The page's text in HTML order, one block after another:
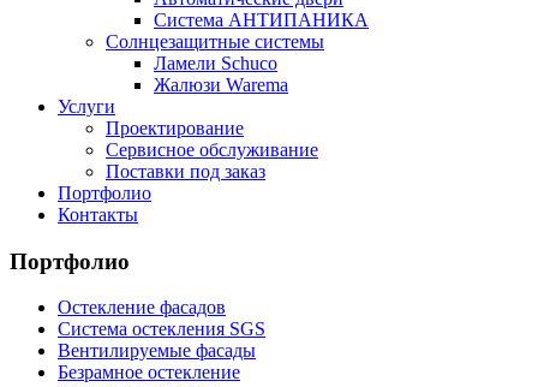
Система АНТИПАНИКА
Солнцезащитные системы
Ламели Schuco
Жалюзи Warema
Услуги
Проектирование
Сервисное обслуживание
Поставки под заказ
Портфолио
Контакты
Портфолио
Остекление фасадов
Система остекления SGS
Вентилируемые фасады
Безрамное остекление